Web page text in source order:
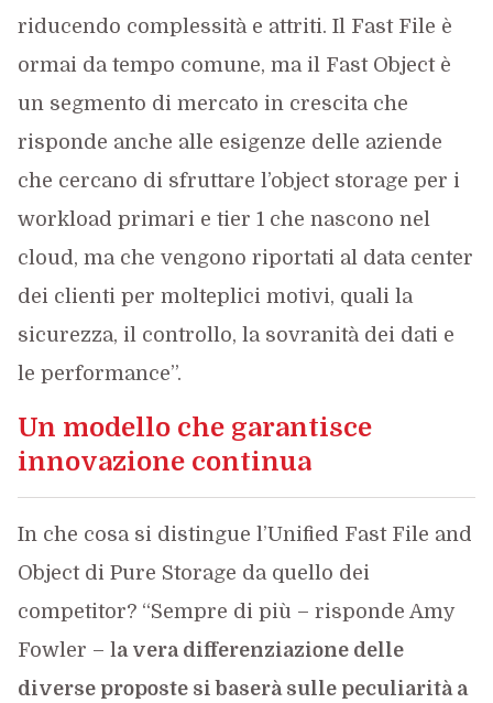
riducendo complessità e attriti. Il Fast File è
ormai da tempo comune, ma il Fast Object è
un segmento di mercato in crescita che
risponde anche alle esigenze delle aziende
che cercano di sfruttare l’object storage per i
workload primari e tier 1 che nascono nel
cloud, ma che vengono riportati al data center
dei clienti per molteplici motivi, quali la
sicurezza, il controllo, la sovranità dei dati e
le performance”.
Un modello che garantisce
innovazione continua
In che cosa si distingue l’Unified Fast File and
Object di Pure Storage da quello dei
competitor? “Sempre di più – risponde Amy
Fowler – la vera differenziazione delle
diverse proposte si baserà sulle peculiarità a